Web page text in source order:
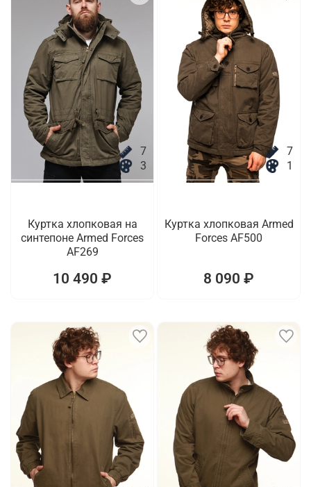
7
3
Куртка хлопковая на
синтепоне Armed Forces
AF269
10 490 ₽
7
1
Куртка хлопковая Armed
Forces AF500
8 090 ₽